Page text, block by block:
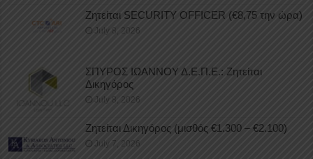
Ζητείται SECURITY OFFICER (€8,75 την ώρα)
July 8, 2026
ΣΠΥΡΟΣ ΙΩΑΝΝΟΥ Δ.Ε.Π.Ε.: Ζητείται
Δικηγόρος
July 8, 2026
Ζητείται Δικηγόρος (μισθός €1.300 – €2.100)
July 7, 2026